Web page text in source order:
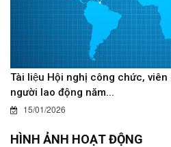
Tài liệu Hội nghị công chức, viên
người lao động năm...
15/01/2026
HÌNH ẢNH HOẠT ĐỘNG